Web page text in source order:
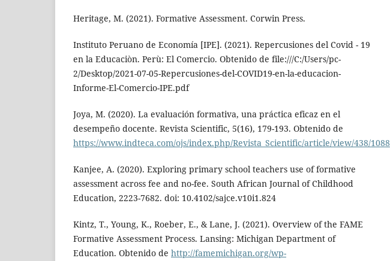
Heritage, M. (2021). Formative Assessment. Corwin Press.
Instituto Peruano de Economía [IPE]. (2021). Repercusiones del Covid - 19
en la Educaciòn. Perù: El Comercio. Obtenido de file:///C:/Users/pc-
2/Desktop/2021-07-05-Repercusiones-del-COVID19-en-la-educacion-
Informe-El-Comercio-IPE.pdf
Joya, M. (2020). La evaluación formativa, una práctica eficaz en el
desempeño docente. Revista Scientific, 5(16), 179-193. Obtenido de
https://www.indteca.com/ojs/index.php/Revista_Scientific/article/view/438/1088
Kanjee, A. (2020). Exploring primary school teachers use of formative
assessment across fee and no-fee. South African Journal of Childhood
Education, 2223-7682. doi: 10.4102/sajce.v10i1.824
Kintz, T., Young, K., Roeber, E., & Lane, J. (2021). Overview of the FAME
Formative Assessment Process. Lansing: Michigan Department of
Education. Obtenido de http://famemichigan.org/wp-